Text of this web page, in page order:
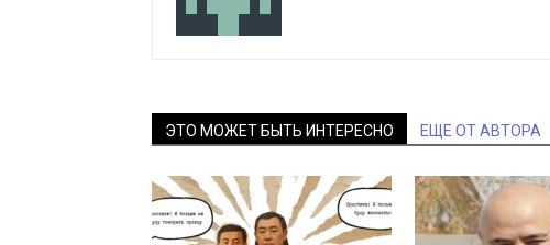
ЭТО МОЖЕТ БЫТЬ ИНТЕРЕСНО ЕЩЕ ОТ АВТОРА